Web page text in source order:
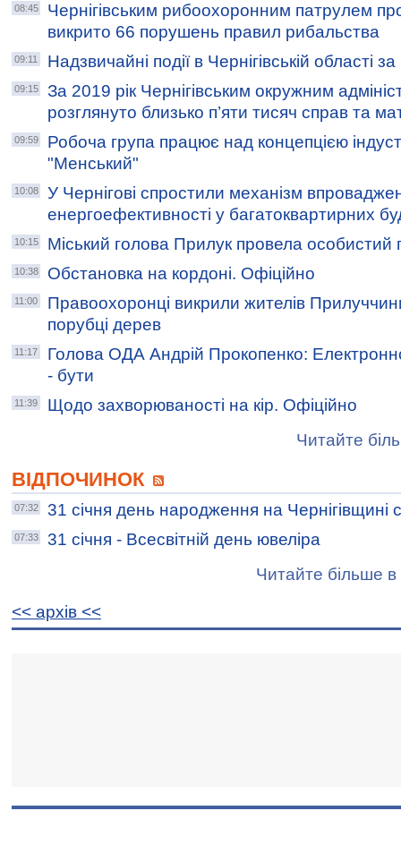
08:45
Чернігівським рибоохоронним патрулем
викрито 66 порушень правил рибальства
09:11 Надзвичайні події в Чернігівській області
09:15
За 2019 рік Чернігівським окружним
розглянуто близько п’яти тисяч справ та
09:59
Робоча група працює над концепцією
"Менський"
10:08
У Чернігові спростили механізм
енергоефективності у багатоквартирних
10:15 Міський голова Прилук провела
10:38 Обстановка на кордоні. Офіційно
11:00
Правоохоронці викрили жителів
порубці дерев
11:17
Голова ОДА Андрій Прокопенко:
- бути
11:39
Щодо захворюваності на кір. Офіційно
Читайте
ВІДПОЧИНОК
07:32 31 січня день народження на Чернігівщині
07:33
31 січня - Всесвітній день ювеліра
Читайте більше в
<< архiв <<